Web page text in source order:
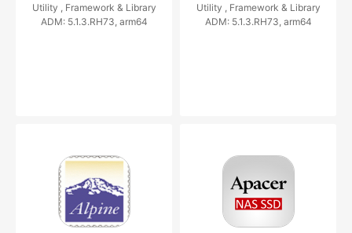
Utility , Framework & Library
ADM: 5.1.3.RH73, arm64
Utility , Framework & Library
ADM: 5.1.3.RH73, arm64